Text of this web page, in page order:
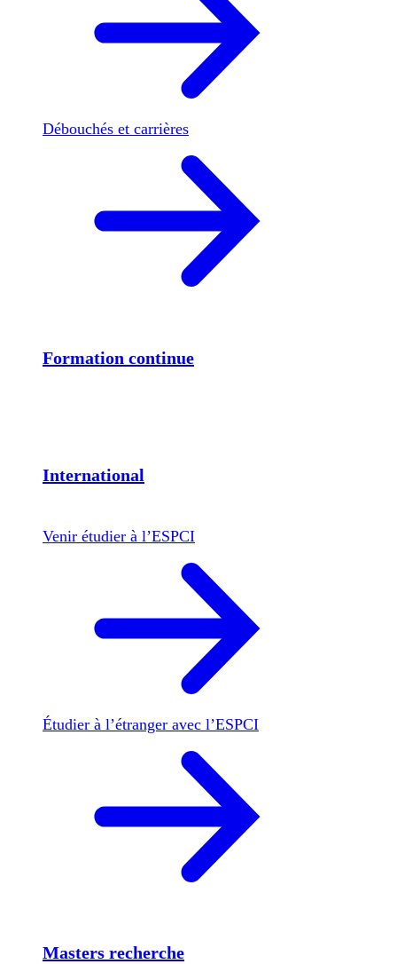
Débouchés et carrières
Formation continue
International
Venir étudier à l’ESPCI
Étudier à l’étranger avec l’ESPCI
Masters recherche